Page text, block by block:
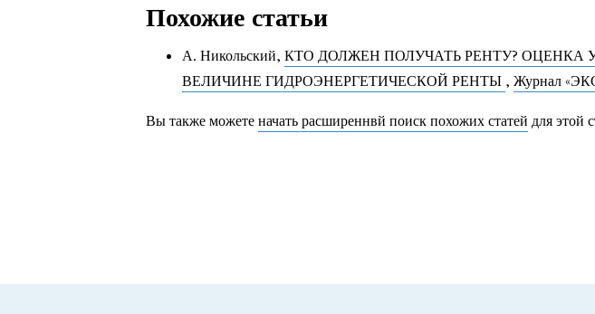
Похожие статьи
А. Никольский,КТО ДОЛЖЕН ПОЛУЧАТЬ РЕНТУ?
ВЕЛИЧИНЕ ГИДРОЭНЕРГЕТИЧЕСКОЙ РЕНТЫ ,Журнал
Вы также можетеначать расширеннвй поиск похожих статей для этой